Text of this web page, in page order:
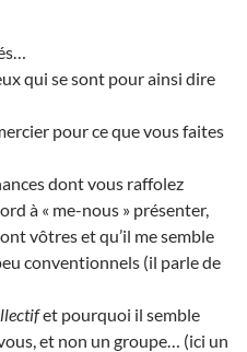
qui se sont pour ainsi dire
pour ce que vous faites
dont vous raffolez
à « me-nous » présenter,
vôtres et qu’il me semble
conventionnels (il parle de
et pourquoi il semble
et non un groupe… (ici un